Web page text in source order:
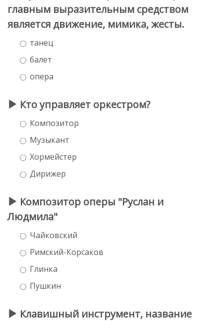
главным выразительным средством
является движение, мимика, жесты.
танец
балет
опера
Кто управляет оркестром?
Композитор
Музыкант
Хормейстер
Дирижер
Композитор оперы "Руслан и
Людмила"
Чайковский
Римский-Корсаков
Глинка
Пушкин
Клавишный инструмент, название